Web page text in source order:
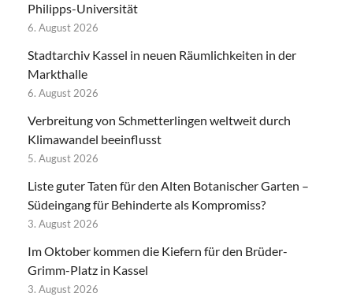
Philipps-Universität
6. August 2026
Stadtarchiv Kassel in neuen Räumlichkeiten in der
Markthalle
6. August 2026
Verbreitung von Schmetterlingen weltweit durch
Klimawandel beeinflusst
5. August 2026
Liste guter Taten für den Alten Botanischer Garten –
Südeingang für Behinderte als Kompromiss?
3. August 2026
Im Oktober kommen die Kiefern für den Brüder-
Grimm-Platz in Kassel
3. August 2026